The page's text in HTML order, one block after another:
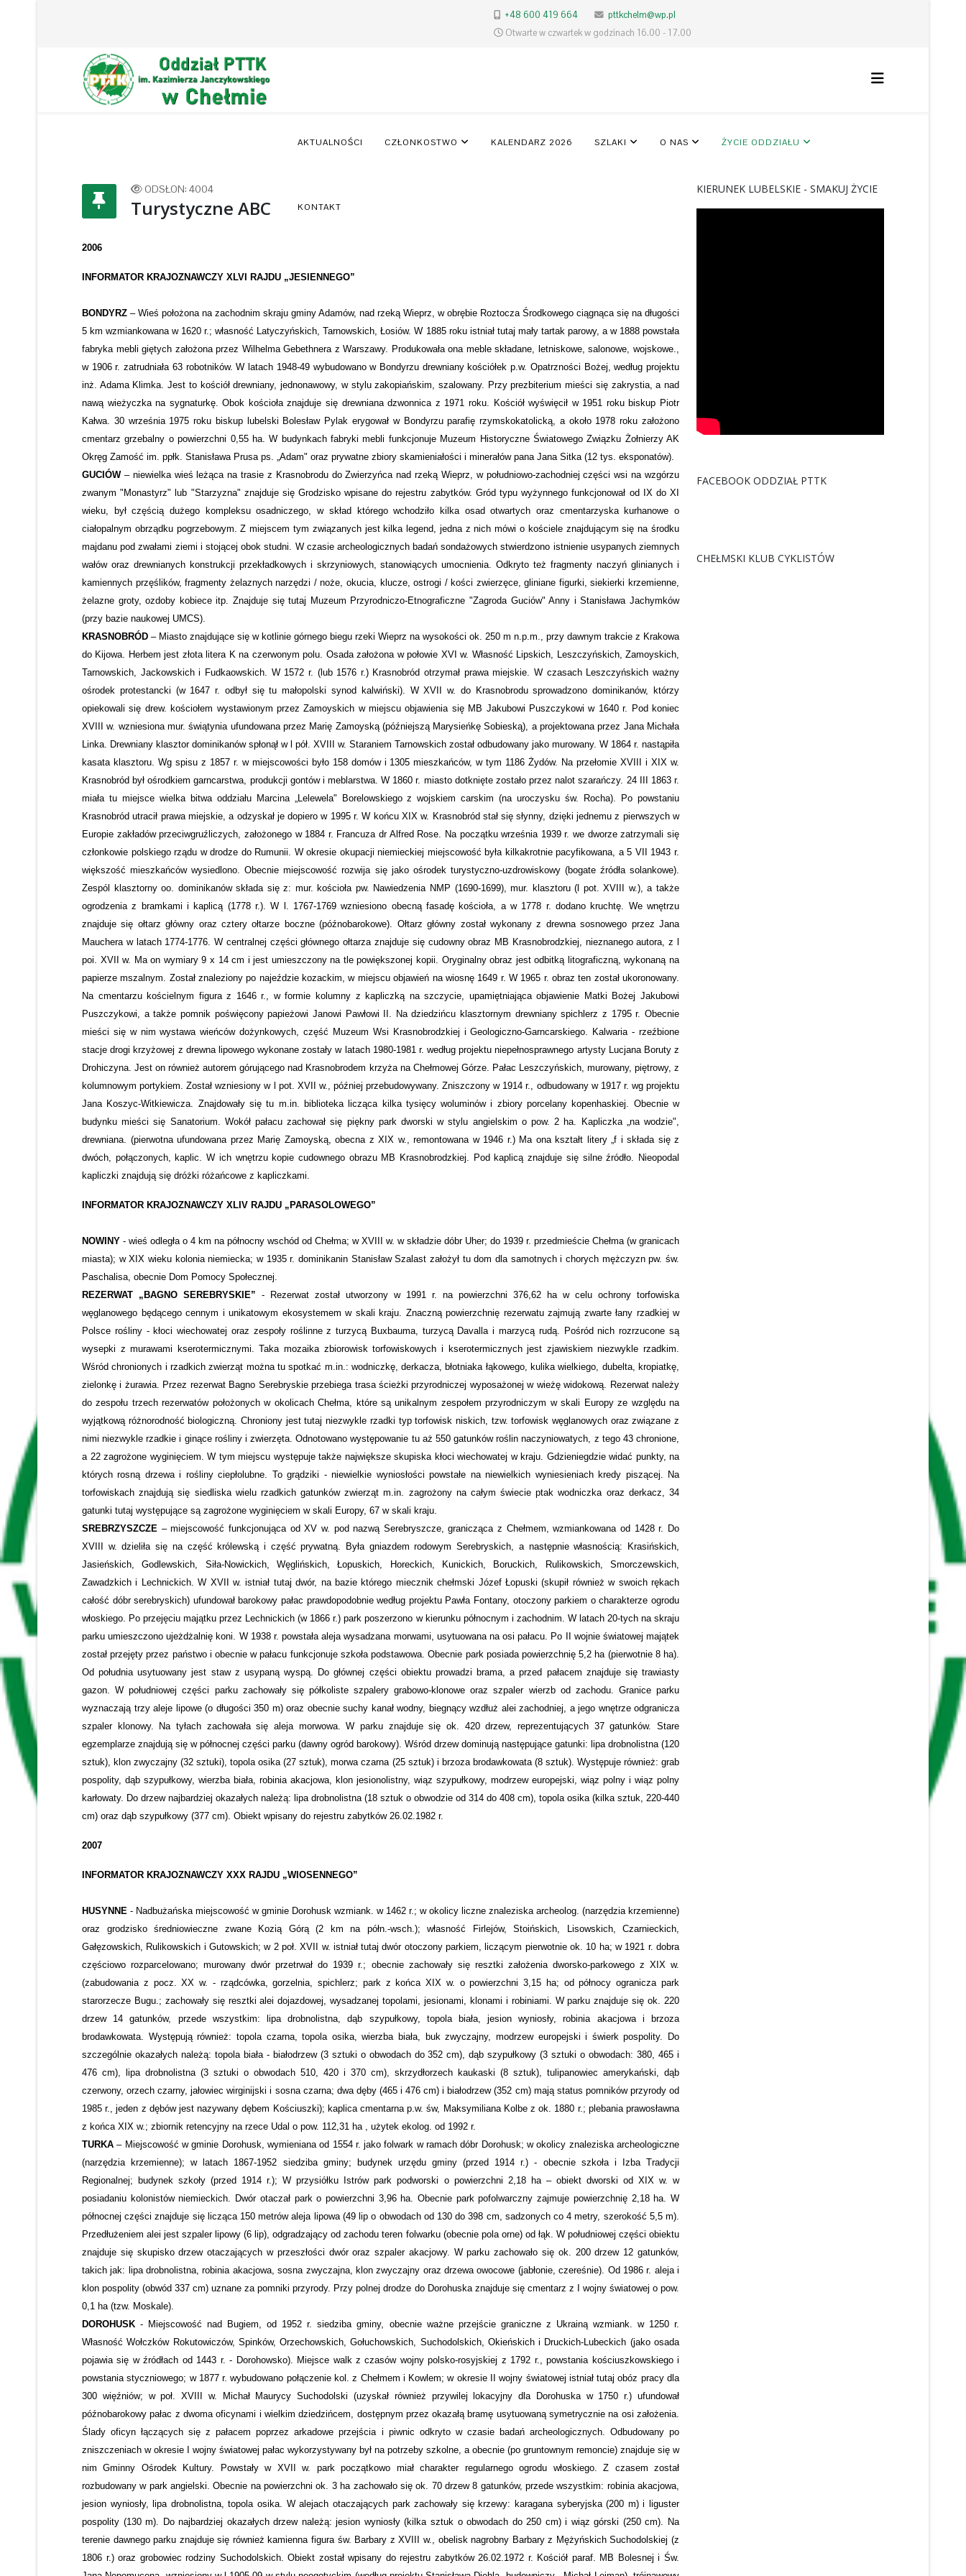
+48 600 419 664
pttkchelm@wp.pl
Otwarte w czwartek w godzinach 16.00 - 17.00
AKTUALNOŚCI CZŁONKOSTWO KALENDARZ 2026 SZLAKI O NAS ŻYCIE ODDZIAŁU
KONTAKT
ODSŁON: 4004
Turystyczne ABC
2006
INFORMATOR KRAJOZNAWCZY XLVI RAJDU „JESIENNEGO”
BONDYRZ – Wieś położona na zachodnim skraju gminy Adamów, nad rzeką Wieprz, w obrębie Roztocza Środkowego ciągnąca się na długości
5 km wzmiankowana w 1620 r.; własność Latyczyńskich, Tarnowskich, Łosiów. W 1885 roku istniał tutaj mały tartak parowy, a w 1888 powstała
fabryka mebli giętych założona przez Wilhelma Gebethnera z Warszawy. Produkowała ona meble składane, letniskowe, salonowe, wojskowe.,
w 1906 r. zatrudniała 63 robotników. W latach 1948-49 wybudowano w Bondyrzu drewniany kościółek p.w. Opatrzności Bożej, według projektu
inż. Adama Klimka. Jest to kościół drewniany, jednonawowy, w stylu zakopiańskim, szalowany. Przy prezbiterium mieści się zakrystia, a nad
nawą wieżyczka na sygnaturkę. Obok kościoła znajduje się drewniana dzwonnica z 1971 roku. Kościół wyświęcił w 1951 roku biskup Piotr
Kałwa. 30 września 1975 roku biskup lubelski Bolesław Pylak erygował w Bondyrzu parafię rzymskokatolicką, a około 1978 roku założono
cmentarz grzebalny o powierzchni 0,55 ha. W budynkach fabryki mebli funkcjonuje Muzeum Historyczne Światowego Związku Żołnierzy AK
Okręg Zamość im. ppłk. Stanisława Prusa ps. „Adam" oraz prywatne zbiory skamieniałości i minerałów pana Jana Sitka (12 tys. eksponatów).
GUCIÓW– niewielka wieś leżąca na trasie z Krasnobrodu do Zwierzyńca nad rzeką Wieprz, w południowo-zachodniej części wsi na wzgórzu
zwanym "Monastyrz" lub "Starzyzna" znajduje się Grodzisko wpisane do rejestru zabytków. Gród typu wyżynnego funkcjonował od IX do XI
wieku, był częścią dużego kompleksu osadniczego, w skład którego wchodziło kilka osad otwartych oraz cmentarzyska kurhanowe o
ciałopalnym obrządku pogrzebowym. Z miejscem tym związanych jest kilka legend, jedna z nich mówi o kościele znajdującym się na środku
majdanu pod zwałami ziemi i stojącej obok studni. W czasie archeologicznych badań sondażowych stwierdzono istnienie usypanych ziemnych
wałów oraz drewnianych konstrukcji przekładkowych i skrzyniowych, stanowiących umocnienia. Odkryto też fragmenty naczyń glinianych i
kamiennych przęślików, fragmenty żelaznych narzędzi / noże, okucia, klucze, ostrogi / kości zwierzęce, gliniane figurki, siekierki krzemienne,
żelazne groty, ozdoby kobiece itp. Znajduje się tutaj Muzeum Przyrodniczo-Etnograficzne "Zagroda Guciów" Anny i Stanisława Jachymków
(przy bazie naukowej UMCS).
KRASNOBRÓD – Miasto znajdujące się w kotlinie górnego biegu rzeki Wieprz na wysokości ok. 250 m n.p.m., przy dawnym trakcie z Krakowa
do Kijowa. Herbem jest złota litera K na czerwonym polu. Osada założona w połowie XVI w. Własność Lipskich, Leszczyńskich, Zamoyskich,
Tarnowskich, Jackowskich i Fudkaowskich. W 1572 r. (lub 1576 r.) Krasnobród otrzymał prawa miejskie. W czasach Leszczyńskich ważny
ośrodek protestancki (w 1647 r. odbył się tu małopolski synod kalwiński). W XVII w. do Krasnobrodu sprowadzono dominikanów, którzy
opiekowali się drew. kościołem wystawionym przez Zamoyskich w miejscu objawienia się MB Jakubowi Puszczykowi w 1640 r. Pod koniec
XVIII w. wzniesiona mur. świątynia ufundowana przez Marię Zamoyską (późniejszą Marysieńkę Sobieską), a projektowana przez Jana Michała
Linka. Drewniany klasztor dominikanów spłonął w l pół. XVIII w. Staraniem Tarnowskich został odbudowany jako murowany. W 1864 r. nastąpiła
kasata klasztoru. Wg spisu z 1857 r. w miejscowości było 158 domów i 1305 mieszkańców, w tym 1186 Żydów. Na przełomie XVIII i XIX w.
Krasnobród był ośrodkiem garncarstwa, produkcji gontów i meblarstwa. W 1860 r. miasto dotknięte zostało przez nalot szarańczy. 24 III 1863 r.
miała tu miejsce wielka bitwa oddziału Marcina „Lelewela" Borelowskiego z wojskiem carskim (na uroczysku św. Rocha). Po powstaniu
Krasnobród utracił prawa miejskie, a odzyskał je dopiero w 1995 r. W końcu XIX w. Krasnobród stał się słynny, dzięki jednemu z pierwszych w
Europie zakładów przeciwgruźliczych, założonego w 1884 r. Francuza dr Alfred Rose. Na początku września 1939 r. we dworze zatrzymali się
członkowie polskiego rządu w drodze do Rumunii. W okresie okupacji niemieckiej miejscowość była kilkakrotnie pacyfikowana, a 5 VII 1943 r.
większość mieszkańców wysiedlono. Obecnie miejscowość rozwija się jako ośrodek turystyczno-uzdrowiskowy (bogate źródła solankowe).
Zespól klasztorny oo. dominikanów składa się z: mur. kościoła pw. Nawiedzenia NMP (1690-1699), mur. klasztoru (l pot. XVIII w.), a także
ogrodzenia z bramkami i kaplicą (1778 r.). W l. 1767-1769 wzniesiono obecną fasadę kościoła, a w 1778 r. dodano kruchtę. We wnętrzu
znajduje się ołtarz główny oraz cztery ołtarze boczne (późnobarokowe). Ołtarz główny został wykonany z drewna sosnowego przez Jana
Mauchera w latach 1774-1776. W centralnej części głównego ołtarza znajduje się cudowny obraz MB Krasnobrodzkiej, nieznanego autora, z l
poi. XVII w. Ma on wymiary 9 x 14 cm i jest umieszczony na tle powiększonej kopii. Oryginalny obraz jest odbitką litograficzną, wykonaną na
papierze mszalnym. Został znaleziony po najeździe kozackim, w miejscu objawień na wiosnę 1649 r. W 1965 r. obraz ten został ukoronowany.
Na cmentarzu kościelnym figura z 1646 r., w formie kolumny z kapliczką na szczycie, upamiętniająca objawienie Matki Bożej Jakubowi
Puszczykowi, a także pomnik poświęcony papieżowi Janowi Pawłowi II. Na dziedzińcu klasztornym drewniany spichlerz z 1795 r. Obecnie
mieści się w nim wystawa wieńców dożynkowych, część Muzeum Wsi Krasnobrodzkiej i Geologiczno-Garncarskiego. Kalwaria - rzeźbione
stacje drogi krzyżowej z drewna lipowego wykonane zostały w latach 1980-1981 r. według projektu niepełnosprawnego artysty Lucjana Boruty z
Drohiczyna. Jest on również autorem górującego nad Krasnobrodem krzyża na Chełmowej Górze. Pałac Leszczyńskich, murowany, piętrowy, z
kolumnowym portykiem. Został wzniesiony w l pot. XVII w., później przebudowywany. Zniszczony w 1914 r., odbudowany w 1917 r. wg projektu
Jana Koszyc-Witkiewicza. Znajdowały się tu m.in. biblioteka licząca kilka tysięcy woluminów i zbiory porcelany kopenhaskiej. Obecnie w
budynku mieści się Sanatorium. Wokół pałacu zachował się piękny park dworski w stylu angielskim o pow. 2 ha. Kapliczka „na wodzie",
drewniana. (pierwotna ufundowana przez Marię Zamoyską, obecna z XIX w., remontowana w 1946 r.) Ma ona kształt litery „f i składa się z
dwóch, połączonych, kaplic. W ich wnętrzu kopie cudownego obrazu MB Krasnobrodzkiej. Pod kaplicą znajduje się silne źródło. Nieopodal
kapliczki znajdują się dróżki różańcowe z kapliczkami.
INFORMATOR KRAJOZNAWCZY XLIV RAJDU „PARASOLOWEGO”
NOWINY - wieś odległa o 4 km na północny wschód od Chełma; w XVIII w. w składzie dóbr Uher; do 1939 r. przedmieście Chełma (w granicach
miasta); w XIX wieku kolonia niemiecka; w 1935 r. dominikanin Stanisław Szalast założył tu dom dla samotnych i chorych mężczyzn pw. św.
Paschalisa, obecnie Dom Pomocy Społecznej.
REZERWAT „BAGNO SEREBRYSKIE” - Rezerwat został utworzony w 1991 r. na powierzchni 376,62 ha w celu ochrony torfowiska
węglanowego będącego cennym i unikatowym ekosystemem w skali kraju. Znaczną powierzchnię rezerwatu zajmują zwarte łany rzadkiej w
Polsce rośliny - kłoci wiechowatej oraz zespoły roślinne z turzycą Buxbauma, turzycą Davalla i marzycą rudą. Pośród nich rozrzucone są
wysepki z murawami kserotermicznymi. Taka mozaika zbiorowisk torfowiskowych i kserotermicznych jest zjawiskiem niezwykle rzadkim.
Wśród chronionych i rzadkich zwierząt można tu spotkać m.in.: wodniczkę, derkacza, błotniaka łąkowego, kulika wielkiego, dubelta, kropiatkę,
zielonkę i żurawia. Przez rezerwat Bagno Serebryskie przebiega trasa ścieżki przyrodniczej wyposażonej w wieżę widokową. Rezerwat należy
do zespołu trzech rezerwatów położonych w okolicach Chełma, które są unikalnym zespołem przyrodniczym w skali Europy ze względu na
wyjątkową różnorodność biologiczną. Chroniony jest tutaj niezwykle rzadki typ torfowisk niskich, tzw. torfowisk węglanowych oraz związane z
nimi niezwykle rzadkie i ginące rośliny i zwierzęta. Odnotowano występowanie tu aż 550 gatunków roślin naczyniowatych, z tego 43 chronione,
a 22 zagrożone wyginięciem. W tym miejscu występuje także największe skupiska kłoci wiechowatej w kraju. Gdzieniegdzie widać punkty, na
których rosną drzewa i rośliny ciepłolubne. To grądziki - niewielkie wyniosłości powstałe na niewielkich wyniesieniach kredy piszącej. Na
torfowiskach znajdują się siedliska wielu rzadkich gatunków zwierząt m.in. zagrożony na całym świecie ptak wodniczka oraz derkacz, 34
gatunki tutaj występujące są zagrożone wyginięciem w skali Europy, 67 w skali kraju.
SREBRZYSZCZE – miejscowość funkcjonująca od XV w. pod nazwą Serebryszcze, granicząca z Chełmem, wzmiankowana od 1428 r. Do
XVIII w. dzieliła się na część królewską i część prywatną. Była gniazdem rodowym Serebryskich, a następnie własnością: Krasińskich,
Jasieńskich, Godlewskich, Siła-Nowickich, Węglińskich, Łopuskich, Horeckich, Kunickich, Boruckich, Rulikowskich, Smorczewskich,
Zawadzkich i Lechnickich. W XVII w. istniał tutaj dwór, na bazie którego miecznik chełmski Józef Łopuski (skupił również w swoich rękach
całość dóbr serebryskich) ufundował barokowy pałac prawdopodobnie według projektu Pawła Fontany, otoczony parkiem o charakterze ogrodu
włoskiego. Po przejęciu majątku przez Lechnickich (w 1866 r.) park poszerzono w kierunku północnym i zachodnim. W latach 20-tych na skraju
parku umieszczono ujeżdżalnię koni. W 1938 r. powstała aleja wysadzana morwami, usytuowana na osi pałacu. Po II wojnie światowej majątek
został przejęty przez państwo i obecnie w pałacu funkcjonuje szkoła podstawowa. Obecnie park posiada powierzchnię 5,2 ha (pierwotnie 8 ha).
Od południa usytuowany jest staw z usypaną wyspą. Do głównej części obiektu prowadzi brama, a przed pałacem znajduje się trawiasty
gazon. W południowej części parku zachowały się półkoliste szpalery grabowo-klonowe oraz szpaler wierzb od zachodu. Granice parku
wyznaczają trzy aleje lipowe (o długości 350 m) oraz obecnie suchy kanał wodny, biegnący wzdłuż alei zachodniej, a jego wnętrze odgranicza
szpaler klonowy. Na tyłach zachowała się aleja morwowa. W parku znajduje się ok. 420 drzew, reprezentujących 37 gatunków. Stare
egzemplarze znajdują się w północnej części parku (dawny ogród barokowy). Wśród drzew dominują następujące gatunki: lipa drobnolistna (120
sztuk), klon zwyczajny (32 sztuki), topola osika (27 sztuk), morwa czarna (25 sztuk) i brzoza brodawkowata (8 sztuk). Występuje również: grab
pospolity, dąb szypułkowy, wierzba biała, robinia akacjowa, klon jesionolistny, wiąz szypułkowy, modrzew europejski, wiąz polny i wiąz polny
karłowaty. Do drzew najbardziej okazałych należą: lipa drobnolistna (18 sztuk o obwodzie od 314 do 408 cm), topola osika (kilka sztuk, 220-440
cm) oraz dąb szypułkowy (377 cm). Obiekt wpisany do rejestru zabytków 26.02.1982 r.
2007
INFORMATOR KRAJOZNAWCZY XXX RAJDU „WIOSENNEGO”
HUSYNNE - Nadbużańska miejscowość w gminie Dorohusk wzmiank. w 1462 r.; w okolicy liczne znaleziska archeolog. (narzędzia krzemienne)
oraz grodzisko średniowieczne zwane Kozią Górą (2 km na półn.-wsch.); własność Firlejów, Stoińskich, Lisowskich, Czarnieckich,
Gałęzowskich, Rulikowskich i Gutowskich; w 2 poł. XVII w. istniał tutaj dwór otoczony parkiem, liczącym pierwotnie ok. 10 ha; w 1921 r. dobra
częściowo rozparcelowano; murowany dwór przetrwał do 1939 r.; obecnie zachowały się resztki założenia dworsko-parkowego z XIX w.
(zabudowania z pocz. XX w. - rządcówka, gorzelnia, spichlerz; park z końca XIX w. o powierzchni 3,15 ha; od północy ogranicza park
starorzecze Bugu.; zachowały się resztki alei dojazdowej, wysadzanej topolami, jesionami, klonami i robiniami. W parku znajduje się ok. 220
drzew 14 gatunków, przede wszystkim: lipa drobnolistna, dąb szypułkowy, topola biała, jesion wyniosły, robinia akacjowa i brzoza
brodawkowata. Występują również: topola czarna, topola osika, wierzba biała, buk zwyczajny, modrzew europejski i świerk pospolity. Do
szczególnie okazałych należą: topola biała - białodrzew (3 sztuki o obwodach do 352 cm), dąb szypułkowy (3 sztuki o obwodach: 380, 465 i
476 cm), lipa drobnolistna (3 sztuki o obwodach 510, 420 i 370 cm), skrzydłorzech kaukaski (8 sztuk), tulipanowiec amerykański, dąb
czerwony, orzech czarny, jałowiec wirginijski i sosna czarna; dwa dęby (465 i 476 cm) i białodrzew (352 cm) mają status pomników przyrody od
1985 r., jeden z dębów jest nazywany dębem Kościuszki); kaplica cmentarna p.w. św, Maksymiliana Kolbe z ok. 1880 r.; plebania prawosławna
z końca XIX w.; zbiornik retencyjny na rzece Udal o pow. 112,31 ha , użytek ekolog. od 1992 r.
TURKA– Miejscowość w gminie Dorohusk, wymieniana od 1554 r. jako folwark w ramach dóbr Dorohusk; w okolicy znaleziska archeologiczne
(narzędzia krzemienne); w latach 1867-1952 siedziba gminy; budynek urzędu gminy (przed 1914 r.) - obecnie szkoła i Izba Tradycji
Regionalnej; budynek szkoły (przed 1914 r.); W przysiółku Istrów park podworski o powierzchni 2,18 ha – obiekt dworski od XIX w. w
posiadaniu kolonistów niemieckich. Dwór otaczał park o powierzchni 3,96 ha. Obecnie park pofolwarczny zajmuje powierzchnię 2,18 ha. W
północnej części znajduje się licząca 150 metrów aleja lipowa (49 lip o obwodach od 130 do 398 cm, sadzonych co 4 metry, szerokość 5,5 m).
Przedłużeniem alei jest szpaler lipowy (6 lip), odgradzający od zachodu teren folwarku (obecnie pola orne) od łąk. W południowej części obiektu
znajduje się skupisko drzew otaczających w przeszłości dwór oraz szpaler akacjowy. W parku zachowało się ok. 200 drzew 12 gatunków,
takich jak: lipa drobnolistna, robinia akacjowa, sosna zwyczajna, klon zwyczajny oraz drzewa owocowe (jabłonie, czereśnie). Od 1986 r. aleja i
klon pospolity (obwód 337 cm) uznane za pomniki przyrody. Przy polnej drodze do Dorohuska znajduje się cmentarz z I wojny światowej o pow.
0,1 ha (tzw. Moskale).
DOROHUSK - Miejscowość nad Bugiem, od 1952 r. siedziba gminy, obecnie ważne przejście graniczne z Ukrainą wzmiank. w 1250 r.
Własność Wołczków Rokutowiczów, Spinków, Orzechowskich, Gołuchowskich, Suchodolskich, Okieńskich i Druckich-Lubeckich (jako osada
pojawia się w źródłach od 1443 r. - Dorohowsko). Miejsce walk z czasów wojny polsko-rosyjskiej z 1792 r., powstania kościuszkowskiego i
powstania styczniowego; w 1877 r. wybudowano połączenie kol. z Chełmem i Kowlem; w okresie II wojny światowej istniał tutaj obóz pracy dla
300 więźniów; w poł. XVIII w. Michał Maurycy Suchodolski (uzyskał również przywilej lokacyjny dla Dorohuska w 1750 r.) ufundował
późnobarokowy pałac z dwoma oficynami i wielkim dziedzińcem, dostępnym przez okazałą bramę usytuowaną symetrycznie na osi założenia.
Ślady oficyn łączących się z pałacem poprzez arkadowe przejścia i piwnic odkryto w czasie badań archeologicznych. Odbudowany po
zniszczeniach w okresie I wojny światowej pałac wykorzystywany był na potrzeby szkolne, a obecnie (po gruntownym remoncie) znajduje się w
nim Gminny Ośrodek Kultury. Powstały w XVII w. park początkowo miał charakter regularnego ogrodu włoskiego. Z czasem został
rozbudowany w park angielski. Obecnie na powierzchni ok. 3 ha zachowało się ok. 70 drzew 8 gatunków, przede wszystkim: robinia akacjowa,
jesion wyniosły, lipa drobnolistna, topola osika. W alejach otaczających park zachowały się krzewy: karagana syberyjska (200 m) i liguster
pospolity (130 m). Do najbardziej okazałych drzew należą: jesion wyniosły (kilka sztuk o obwodach do 250 cm) i wiąz górski (250 cm). Na
terenie dawnego parku znajduje się również kamienna figura św. Barbary z XVIII w., obelisk nagrobny Barbary z Mężyńskich Suchodolskiej (z
1806 r.) oraz grobowiec rodziny Suchodolskich. Obiekt został wpisany do rejestru zabytków 26.02.1972 r. Kościół paraf. MB Bolesnej i Św.
KIERUNEK LUBELSKIE - SMAKUJ ŻYCIE
FACEBOOK ODDZIAŁ PTTK
CHEŁMSKI KLUB CYKLISTÓW